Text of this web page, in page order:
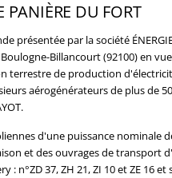
DU FORT
présentée par la société
Billancourt (92100) en
terrestre de production
aérogénérateurs de plus de
d'une puissance nominale
et des ouvrages de transport
: n°ZD 37, ZH 21, ZI 10 et ZE 16